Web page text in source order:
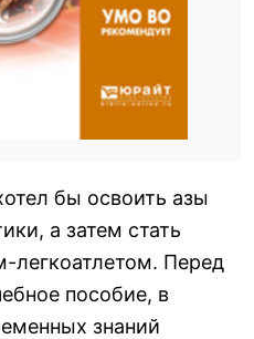
бы освоить азы
а затем стать
легкоатлетом. Перед
пособие, в
знаний